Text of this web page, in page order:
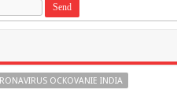
OCKOVANIE INDIA